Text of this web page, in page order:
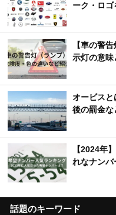
ーク・ロ
【車の警
示灯の意味
オービスと
後の罰金な
【2024年
れなナンバ
話題のキーワード